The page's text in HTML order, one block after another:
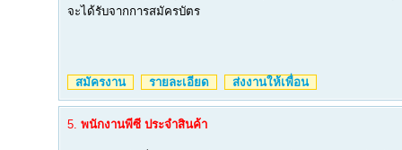
จะได้รับจากการสมัครบัตร
สมัครงาน รายละเอียด ส่งงานให้เพื่อน
5. พนักงานพีซี ประจำสินค้า